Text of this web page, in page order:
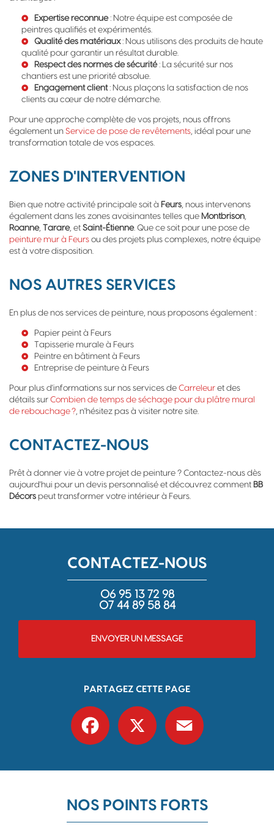
Expertise reconnue: Notre équipe est composée de
peintres qualifiés et expérimentés.
Qualité des matériaux: Nous utilisons des produits de haute
qualité pour garantir un résultat durable.
Respect des normes de sécurité: La sécurité sur nos
chantiers est une priorité absolue.
Engagement client: Nous plaçons la satisfaction de nos
clients au cœur de notre démarche.
Pour une approche complète de vos projets, nous offrons
également un Service de pose de revêtements, idéal pour une
transformation totale de vos espaces.
ZONES D'INTERVENTION
Bien que notre activité principale soit à Feurs, nous intervenons
également dans les zones avoisinantes telles que Montbrison,
Roanne, Tarare, et Saint-Étienne. Que ce soit pour une pose de
peinture mur à Feurs ou des projets plus complexes, notre équipe
est à votre disposition.
NOS AUTRES SERVICES
En plus de nos services de peinture, nous proposons également :
Papier peint à Feurs
Tapisserie murale à Feurs
Peintre en bâtiment à Feurs
Entreprise de peinture à Feurs
Pour plus d'informations sur nos services de Carreleur et des
détails sur Combien de temps de séchage pour du plâtre mural
de rebouchage ?, n'hésitez pas à visiter notre site.
CONTACTEZ-NOUS
Prêt à donner vie à votre projet de peinture ? Contactez-nous dès
aujourd'hui pour un devis personnalisé et découvrez comment BB
Décors peut transformer votre intérieur à Feurs.
CONTACTEZ-NOUS
06 95 13 72 98
07 44 89 58 84
ENVOYER UN MESSAGE
PARTAGEZ CETTE PAGE
Facebook
NOS POINTS FORTS